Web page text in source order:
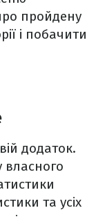
пройдену
і побачити
додаток.
власного
та усіх